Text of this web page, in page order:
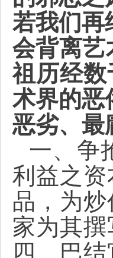
若我们再
会背离艺
祖历经
术界的恶
恶劣、最
一、争
利益之
品，为
家为其
四、巴